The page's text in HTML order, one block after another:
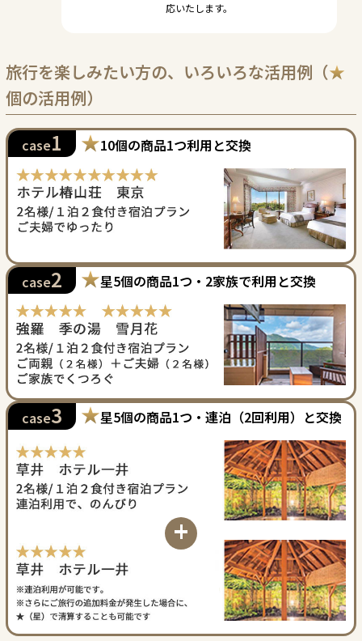
応いたします。
旅行を楽しみたい方の、いろいろな活用例（★
個の活用例）
case1 ★10個の商品1つ利用と交換
case2 ★星5個の商品1つ・2家族で利用と交換
case3 ★星5個の商品1つ・連泊（2回利用）と交換